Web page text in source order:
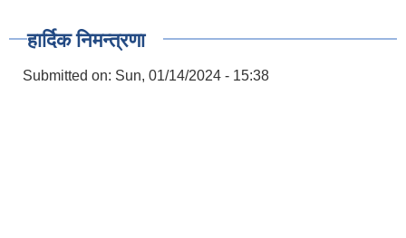
हार्दिक निमन्त्रणा
Submitted on: Sun, 01/14/2024 - 15:38